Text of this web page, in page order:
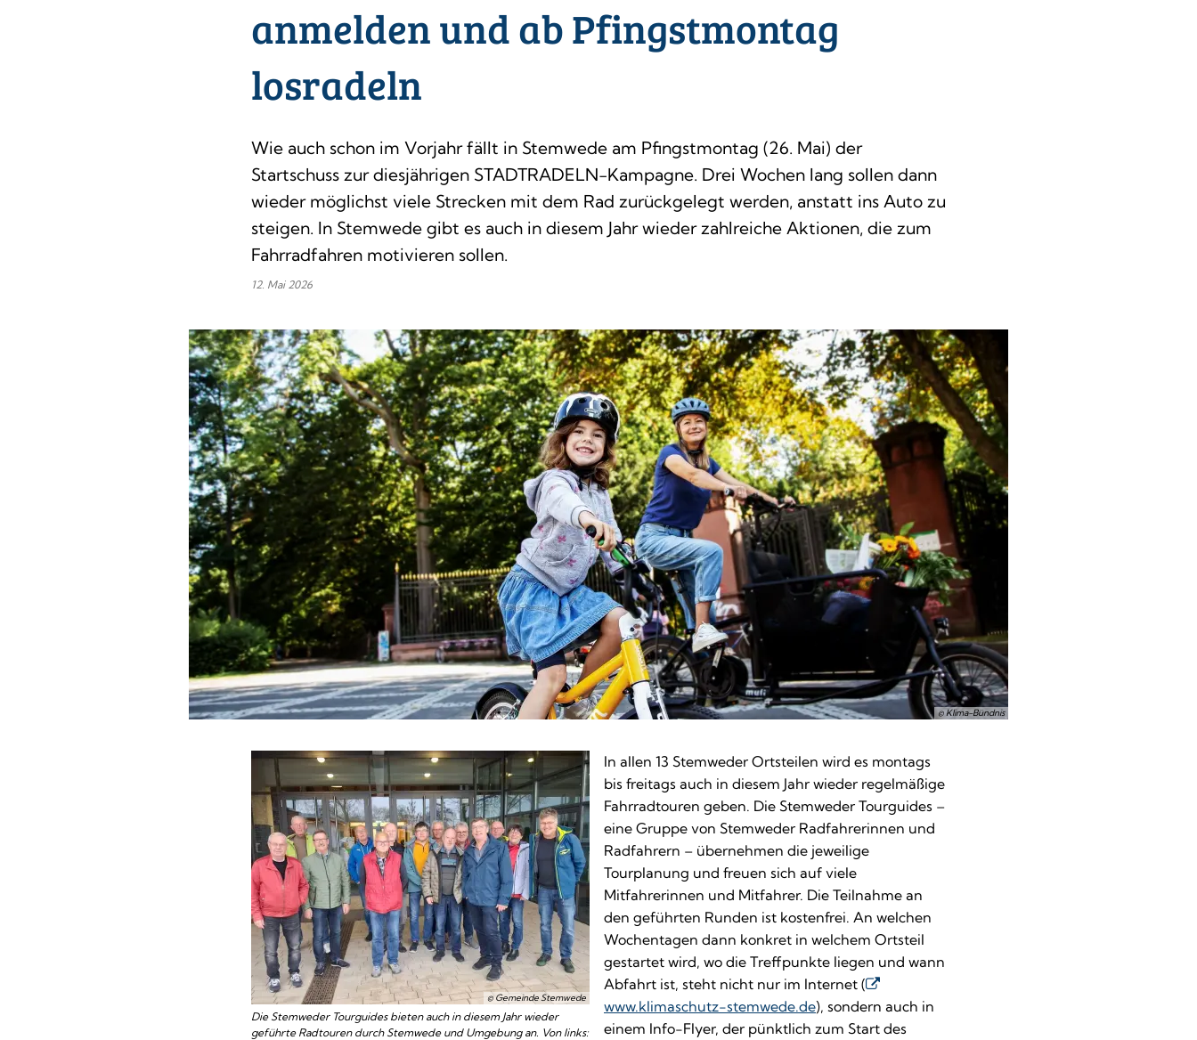
anmelden und ab Pfingstmontag
losradeln
Wie auch schon im Vorjahr fällt in Stemwede am Pfingstmontag (26. Mai) der
Startschuss zur diesjährigen STADTRADELN-Kampagne. Drei Wochen lang sollen dann
wieder möglichst viele Strecken mit dem Rad zurückgelegt werden, anstatt ins Auto zu
steigen. In Stemwede gibt es auch in diesem Jahr wieder zahlreiche Aktionen, die zum
Fahrradfahren motivieren sollen.
12. Mai 2026
© Klima-Bündnis
© Gemeinde Stemwede
Die Stemweder Tourguides bieten auch in diesem Jahr wieder
geführte Radtouren durch Stemwede und Umgebung an. Von links:
In allen 13 Stemweder Ortsteilen wird es montags
bis freitags auch in diesem Jahr wieder regelmäßige
Fahrradtouren geben. Die Stemweder Tourguides –
eine Gruppe von Stemweder Radfahrerinnen und
Radfahrern – übernehmen die jeweilige
Tourplanung und freuen sich auf viele
Mitfahrerinnen und Mitfahrer. Die Teilnahme an
den geführten Runden ist kostenfrei. An welchen
Wochentagen dann konkret in welchem Ortsteil
gestartet wird, wo die Treffpunkte liegen und wann
Abfahrt ist, steht nicht nur im Internet (
www.klimaschutz-stemwede.de), sondern auch in
einem Info-Flyer, der pünktlich zum Start des